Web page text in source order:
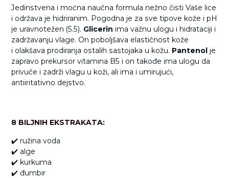
Jedinstvena i moćna naučna formula nežno čisti Vaše lice
i održava je hidriranim. Pogodna je za sve tipove kože i pH
je uravnotežen (5.5). Glicerin ima važnu ulogu i hidrataciji i
zadržavanju vlage. On poboljšava elastičnost kože
i olakšava prodiranja ostalih sastojaka u kožu. Pantenol je
zapravo prekursor vitamina B5 i on takođe ima ulogu da
privuče i zadrži vlagu u koži, ali ima i umirujući,
antiiritativno dejstvo.
8 BILJNIH EKSTRAKATA:
✔️ ružina voda
✔️ alge
✔️ kurkuma
✔️ đumbir